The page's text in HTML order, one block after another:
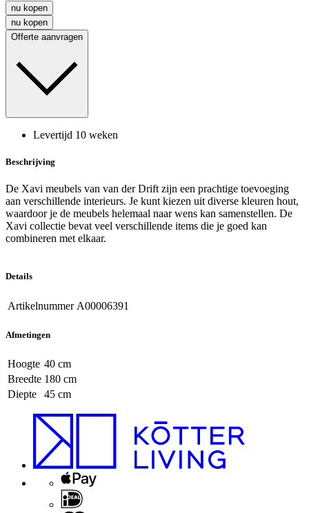
nu kopen
nu kopen
Offerte aanvragen
Levertijd 10 weken
Beschrijving
De Xavi meubels van van der Drift zijn een prachtige toevoeging
aan verschillende interieurs. Je kunt kiezen uit diverse kleuren hout,
waardoor je de meubels helemaal naar wens kan samenstellen. De
Xavi collectie bevat veel verschillende items die je goed kan
combineren met elkaar.
Details
Artikelnummer A00006391
Afmetingen
Hoogte 40 cm
Breedte 180 cm
Diepte
45 cm